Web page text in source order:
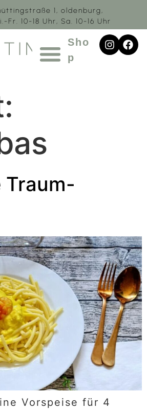
1, oldenburg,
Fr. 10-18 Uhr, Sa. 10-16 Uhr
Sho
p
Traum-
Vorspeise für 4